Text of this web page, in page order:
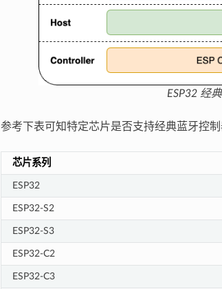
ESP32 经
参考下表可知特定芯片是否支持经典蓝牙控制
芯片系列
ESP32
ESP32-S2
ESP32-S3
ESP32-C2
ESP32-C3